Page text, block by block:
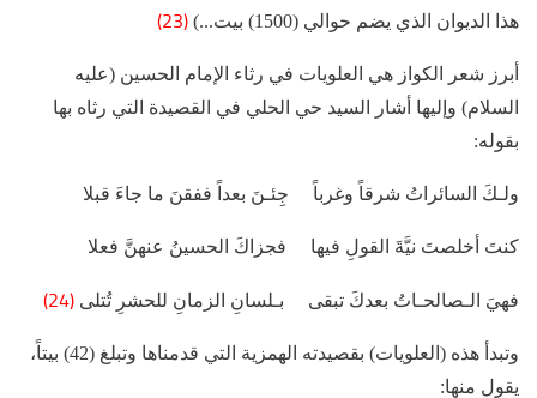
هذا الديوان الذي يضم حوالي (1500) بيت...)
(23)
أبرز شعر الكواز هي العلويات في رثاء الإمام الحسين (عليه
السلام) وإليها أشار السيد حي الحلي في القصيدة التي رثاه بها
بقوله:
ولـكَ السائراتُ شرقاً وغرباً جِئـنَ بعداً ففقنَ ما جاءَ قبلا
كنتَ أخلصتَ نيَّةَ القولِ فيها فجزاكَ الحسينُ عنهنَّ فعلا
فهيَ الـصالحـاتُ بعدكَ تبقى بـلسانِ الزمانِ للحشرِ تُتلى (24)
وتبدأ هذه (العلويات) بقصيدته الهمزية التي قدمناها وتبلغ (42) بيتاً،
يقول منها: